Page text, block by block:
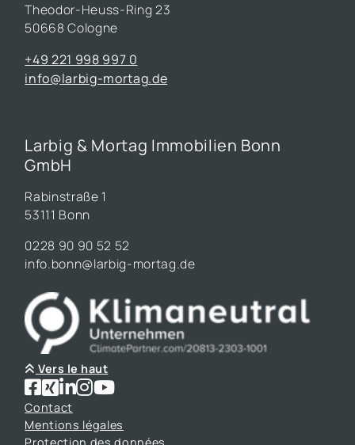
Theodor-Heuss-Ring 23
50668 Cologne
+49 221 998 997 0
info@larbig-mortag.de
Larbig & Mortag Immobilien Bonn
GmbH
Rabinstraße 1
53111 Bonn
0228 90 90 52 52
info.bonn@larbig-mortag.de
Vers le haut
Contact
Mentions légales